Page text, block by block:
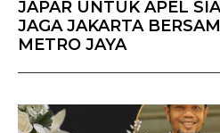
JAPAR UNTUK APEL
JAGA JAKARTA
METRO JAYA